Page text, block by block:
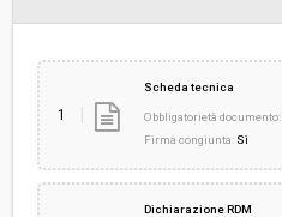
1
Scheda tecnica
Obbligatorietà documento:
Firma congiunta: Sì
Dichiarazione RDM